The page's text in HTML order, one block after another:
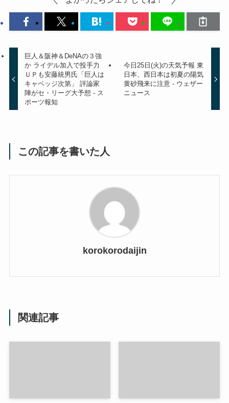
巨人＆阪神＆DeNAの３強
か ライデル加入で投手力
ＵＰも安藤統男氏「巨人は
キャベッジ次第」 評論家
陣がセ・リーグ大予想 - ス
ポーツ報知
今日25日(火)の天気予報 東
日本、西日本は初夏の陽気
黄砂飛来に注意 - ウェザー
ニュース
この記事を書いた人
korokorodaijin
関連記事